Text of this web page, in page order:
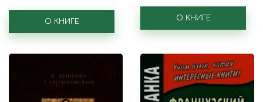
О КНИГЕ
переводе
О КНИГЕ